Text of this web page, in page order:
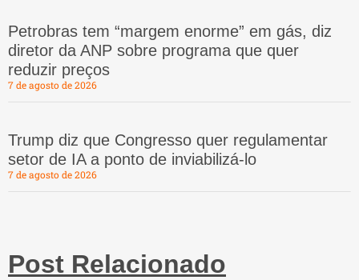
Petrobras tem “margem enorme” em gás, diz
diretor da ANP sobre programa que quer
reduzir preços
7 de agosto de 2026
Trump diz que Congresso quer regulamentar
setor de IA a ponto de inviabilizá-lo
7 de agosto de 2026
Post Relacionado